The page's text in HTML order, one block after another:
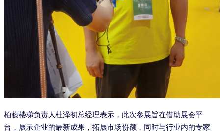
柏藤楼梯负责人杜泽初总经理表示，此次参展旨在借助展会平
台，展示企业的最新成果，拓展市场份额，同时与行业内的专家